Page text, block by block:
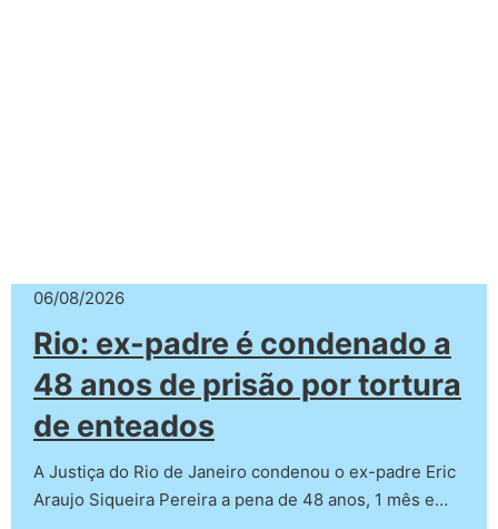
06/08/2026
Rio: ex-padre é condenado a
48 anos de prisão por tortura
de enteados
A Justiça do Rio de Janeiro condenou o ex-padre Eric
Araujo Siqueira Pereira a pena de 48 anos, 1 mês e…